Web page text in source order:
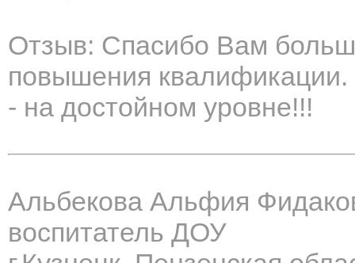
Отзыв: Спасибо Вам
повышения квалификации.
- на достойном уровне!!!
Альбекова Альфия
воспитатель ДОУ